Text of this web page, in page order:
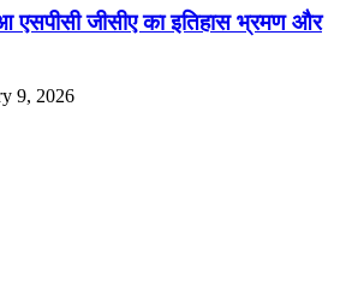
एसपीसी जीसीए का इतिहास भ्रमण और
9, 2026